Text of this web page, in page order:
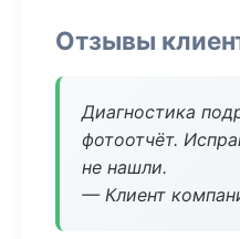
Отзывы
Диагностика
фотоотчёт.
не нашли.
— Клиент